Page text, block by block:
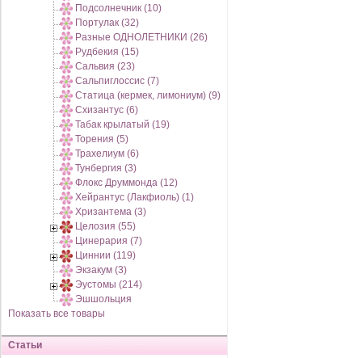
Подсолнечник (10)
Портулак (32)
Разные ОДНОЛЕТНИКИ (26)
Рудбекия (15)
Сальвия (23)
Сальпиглоссис (7)
Статица (кермек, лимониум) (9)
Схизантус (6)
Табак крылатый (19)
Торения (5)
Трахелиум (6)
Тунбергия (3)
Флокс Друммонда (12)
Хейрантус (Лакфиоль) (1)
Хризантема (3)
Целозия (55)
Цинерария (7)
Циннии (119)
Экзакум (3)
Эустомы (214)
Эшшольция
Показать все товары
Статьи